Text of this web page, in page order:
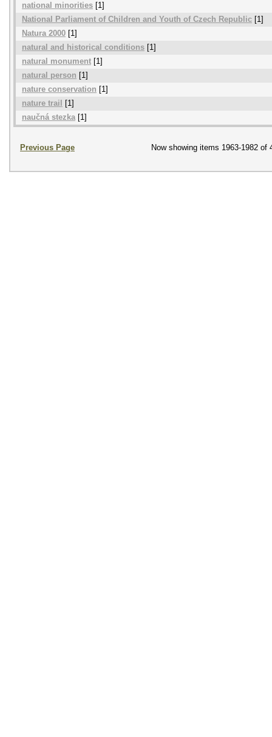
national minorities [1]
National Parliament of Children and Youth of Czech Republic [1]
Natura 2000 [1]
natural and historical conditions [1]
natural monument [1]
natural person [1]
nature conservation [1]
nature trail
[1]
naučná stezka[1]
Previous Page Now showing items 1963-1982 of